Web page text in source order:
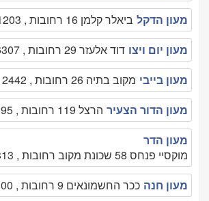
מעון הדקל ביאלר קלמן 16 רחובות , 9411203
מעון יום ויצו דוד אלעזר 29 רחובות , 9466307
מעון בייבי מקוב בתיה 26 רחובות , 0507212442
מעון הדור הצעיר הרצל 119 רחובות , 0573308295
מעון הדר
מוקסיי פנחס 58 שכונת מקוב רחובות , 089459313
מעון חנה ככר החשמונאים 9 רחובות , 0777949200